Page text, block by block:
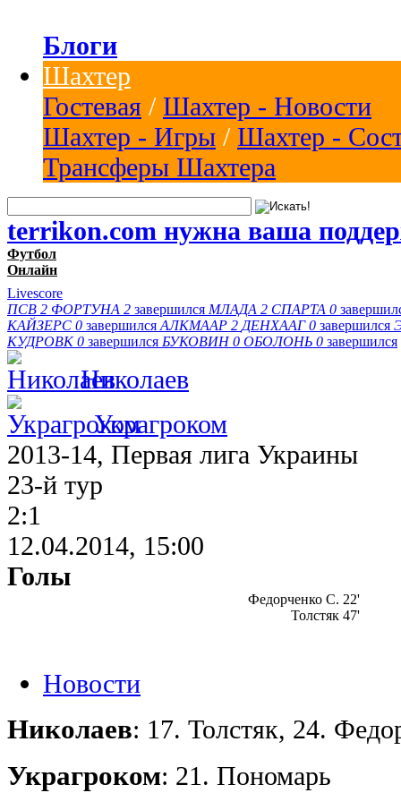
Блоги
Шахтер
Гостевая / Шахтер - Новости
Шахтер - Игры / Шахтер -
Трансферы Шахтера
terrikon.com нужна ваша
Футбол
Онлайн
Livescore
ПСВ 2 ФОРТУНА 2 завершился МЛАДА 2 СПАРТА 0
КАЙЗЕРС 0 завершился АЛКМААР 2 ДЕНХААГ 0 завершился
КУДРОВК 0 завершился БУКОВИН 0 ОБОЛОНЬ 0 завершился
Николаев
Украгроком
2013-14, Первая лига Украины
23-й тур
2:1
12.04.2014, 15:00
Голы
Федорченко С. 22'
Толстяк 47'
Новости
Николаев: 17. Толстяк, 24.
Украгроком: 21. Пономарь